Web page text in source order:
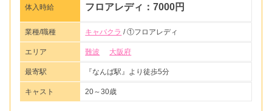
体入時給 フロアレディ：7000円
業種/職種 キャバクラ / ①フロアレディ
エリア 難波 大阪府
最寄駅 『なんば駅』より徒歩5分
キャスト 20～30歳